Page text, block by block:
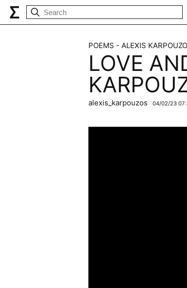
POEMS - ALEXIS
LOVE
alexis_karpouzos 04/02/23